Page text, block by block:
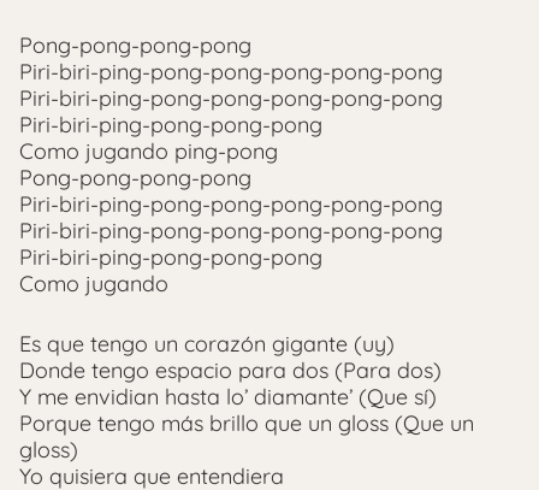
Pong-pong-pong-pong
Piri-biri-ping-pong-pong-pong-pong-pong
Piri-biri-ping-pong-pong-pong-pong-pong
Piri-biri-ping-pong-pong-pong
Como jugando ping-pong
Pong-pong-pong-pong
Piri-biri-ping-pong-pong-pong-pong-pong
Piri-biri-ping-pong-pong-pong-pong-pong
Piri-biri-ping-pong-pong-pong
Como jugando
Es que tengo un corazón gigante (uy)
Donde tengo espacio para dos (Para dos)
Y me envidian hasta lo’ diamante’ (Que sí)
Porque tengo más brillo que un gloss (Que un
gloss)
Yo quisiera que entendiera